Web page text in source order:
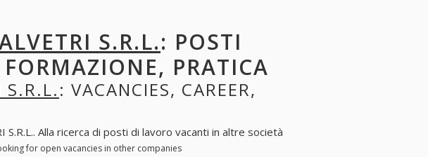
S.R.L.: POSTI
PRATICA
S.R.L.: VACANCIES, CAREER,
Alla ricerca di posti di lavoro vacanti in altre società
for open vacancies in other companies